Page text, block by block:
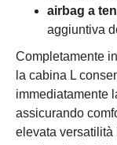
airbag a
aggiuntiva
Completamente
la cabina L
immediatamente
assicurando
elevata versatilità